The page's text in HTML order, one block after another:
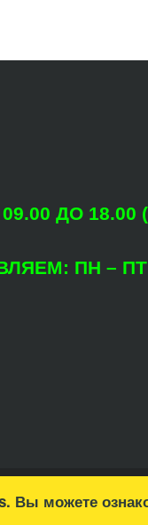
ДО 18.00
ПН – ПТ
Вы можете